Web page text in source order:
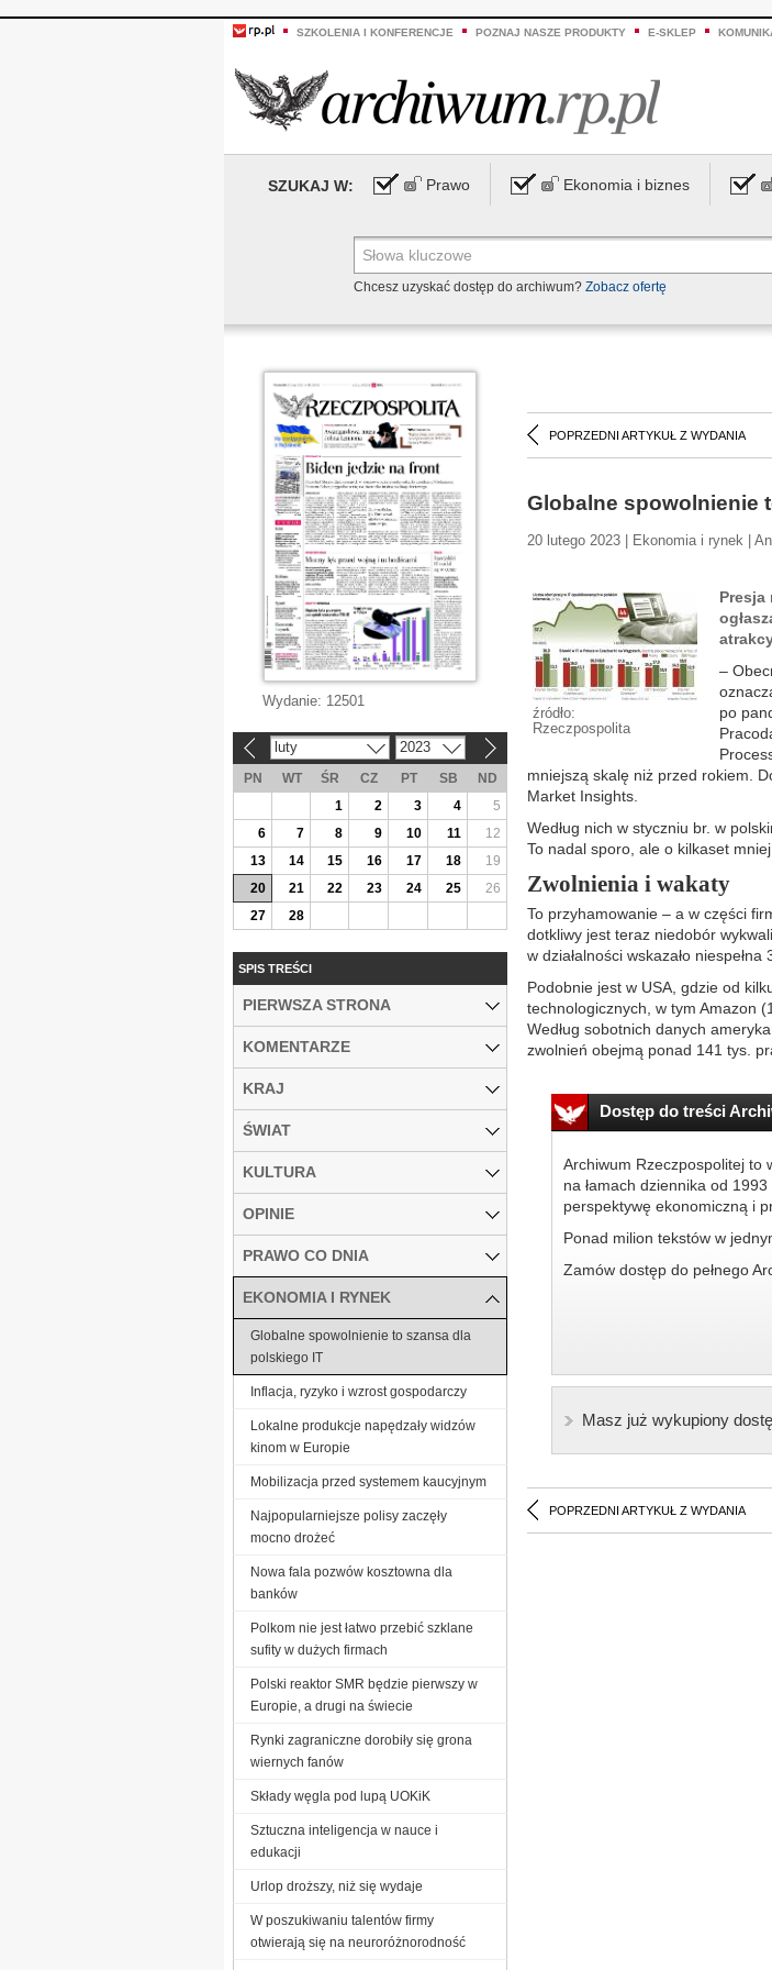
SZKOLENIA I KONFERENCJE POZNAJ NASZE PRODUKTY E-SKLEP
SZUKAJ W: Prawo Ekonomia i biznes
Chcesz uzyskać dostęp do archiwum? Zobacz ofertę
POPRZEDNI ARTYKUŁ Z WYDANIA
Globalne spowolnienie
20 lutego 2023 | Ekonomia i rynek |
źródło:
Rzeczpospolita
Presja
–
po
mniejszą skalę niż przed rokiem.
Market Insights.
Według nich w styczniu br. w
To nadal sporo, ale o kilkaset
Zwolnienia i wakaty
To przyhamowanie – a w części
dotkliwy jest teraz niedobór
w działalności wskazało
Podobnie jest w USA, gdzie od
technologicznych, w tym Amazon
Według sobotnich danych
zwolnień obejmą ponad 141 tys.
Dostęp do treści
Archiwum Rzeczpospolitej to
na łamach dziennika od
perspektywę ekonomiczną i
Ponad milion tekstów w
Zamów dostęp do pełnego
Masz już wykupiony
POPRZEDNI ARTYKUŁ Z WYDANIA
Wydanie: 12501
luty 2023
PN WT ŚR CZ PT SB
ND
1
2 3 4
5
6
7 8 9 10 11
12
13
14 15 16 17 18
19
20
21 22 23 24 25
26
27
28
SPIS TREŚCI
PIERWSZA STRONA
KOMENTARZE
KRAJ
ŚWIAT
KULTURA
OPINIE
PRAWO CO DNIA
EKONOMIA I RYNEK
Globalne spowolnienie to szansa dla
polskiego IT
Inflacja, ryzyko i wzrost gospodarczy
Lokalne produkcje napędzały widzów
kinom w Europie
Mobilizacja przed systemem kaucyjnym
Najpopularniejsze polisy zaczęły
mocno drożeć
Nowa fala pozwów kosztowna dla
banków
Polkom nie jest łatwo przebić szklane
sufity w dużych firmach
Polski reaktor SMR będzie pierwszy w
Europie, a drugi na świecie
Rynki zagraniczne dorobiły się grona
wiernych fanów
Składy węgla pod lupą UOKiK
Sztuczna inteligencja w nauce i
edukacji
Urlop droższy, niż się wydaje
W poszukiwaniu talentów firmy
otwierają się na neuroróżnorodność